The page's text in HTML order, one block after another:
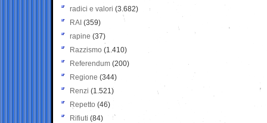
radici e valori (3.682)
RAI (359)
rapine (37)
Razzismo (1.410)
Referendum (200)
Regione (344)
Renzi (1.521)
Repetto (46)
Rifiuti (84)